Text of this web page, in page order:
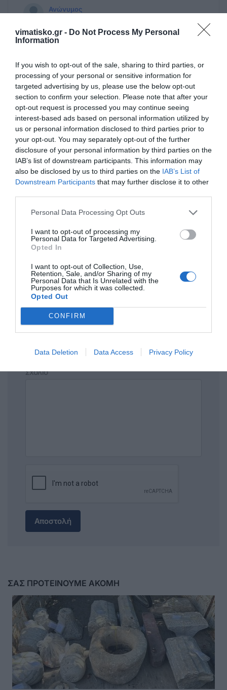
vimatisko.gr - Do Not Process My Personal
Information
If you wish to opt-out of the sale, sharing to third parties, or
processing of your personal or sensitive information for
targeted advertising by us, please use the below opt-out
section to confirm your selection. Please note that after your
opt-out request is processed you may continue seeing
interest-based ads based on personal information utilized by
us or personal information disclosed to third parties prior to
your opt-out. You may separately opt-out of the further
disclosure of your personal information by third parties on the
IAB’s list of downstream participants. This information may
also be disclosed by us to third parties on the IAB’s List of
Downstream Participants that may further disclose it to other
Personal Data Processing Opt Outs
I want to opt-out of processing my
Personal Data for Targeted Advertising.
Opted In
I want to opt-out of Collection, Use,
Retention, Sale, and/or Sharing of my
Personal Data that Is Unrelated with the
Purposes for which it was collected.
Opted Out
CONFIRM
Data Deletion Data Access Privacy Policy
Ανώνυμος
Για το Ζαναξ στον καρδιακό, τι λέτε?-
ΠΛΕΟΝΕΚΤΗΜΑ του νοσοκομείου
μας.Βέβαια τι να κάνουν και οι
εργαζόμενοι, όταν τα πράγματα στα
νοσοκομεία σε όλη την Ελλάδα πάνε κατά
μπιπ μπιπ μπιπ.
Tk18
26/12 - 14:32
Κλαιω
Ο άνθρωπος στο επίκεντρο? Θεέ μου ακόμα
δεν σαραντησε ο άνθρωπος που έφυγε
τζάμπα εκεί μέσα , απολογία πρέπει να
Πρόσθεσε ένα σχόλιο
ΟΝΟΜΑ
ΤΙΤΛΟΣ
ΣΧΟΛΙΟ
Αποστολή
ΣΑΣ ΠΡΟΤΕΙΝΟΥΜΕ ΑΚΟΜΗ